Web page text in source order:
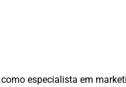
especialista em